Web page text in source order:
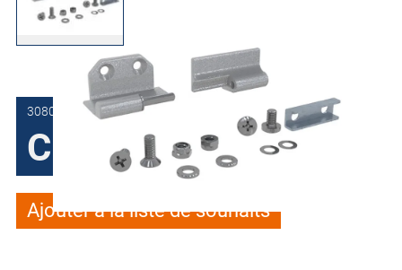
3080-7218-95-15
Charnières 180°
Ajouter à la liste de souhaits